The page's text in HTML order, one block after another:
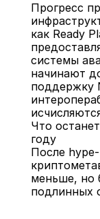
Прогресс
как Ready
системы
начинают
поддержку
Что
году
После
меньше, но
подлинных